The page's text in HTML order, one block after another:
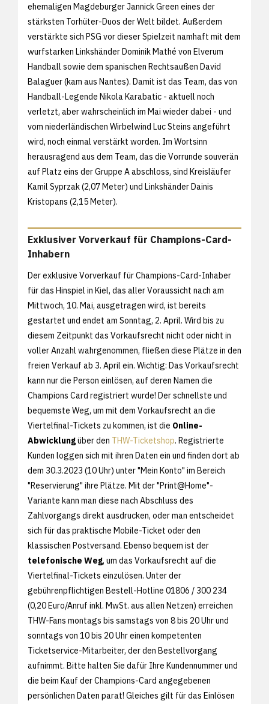
ehemaligen Magdeburger Jannick Green eines der
stärksten Torhüter-Duos der Welt bildet. Außerdem
verstärkte sich PSG vor dieser Spielzeit namhaft mit dem
wurfstarken Linkshänder Dominik Mathé von Elverum
Handball sowie dem spanischen Rechtsaußen David
Balaguer (kam aus Nantes). Damit ist das Team, das von
Handball-Legende Nikola Karabatic - aktuell noch
verletzt, aber wahrscheinlich im Mai wieder dabei - und
vom niederländischen Wirbelwind Luc Steins angeführt
wird, noch einmal verstärkt worden. Im Wortsinn
herausragend aus dem Team, das die Vorrunde souverän
auf Platz eins der Gruppe A abschloss, sind Kreisläufer
Kamil Syprzak (2,07 Meter) und Linkshänder Dainis
Kristopans (2,15 Meter).
Exklusiver Vorverkauf für Champions-Card-
Inhabern
Der exklusive Vorverkauf für Champions-Card-Inhaber
für das Hinspiel in Kiel, das aller Voraussicht nach am
Mittwoch, 10. Mai, ausgetragen wird, ist bereits
gestartet und endet am Sonntag, 2. April. Wird bis zu
diesem Zeitpunkt das Vorkaufsrecht nicht oder nicht in
voller Anzahl wahrgenommen, fließen diese Plätze in den
freien Verkauf ab 3. April ein. Wichtig: Das Vorkaufsrecht
kann nur die Person einlösen, auf deren Namen die
Champions Card registriert wurde! Der schnellste und
bequemste Weg, um mit dem Vorkaufsrecht an die
Viertelfinal-Tickets zu kommen, ist die Online-
Abwicklungüber den THW-Ticketshop. Registrierte
Kunden loggen sich mit ihren Daten ein und finden dort ab
dem 30.3.2023 (10 Uhr) unter "Mein Konto" im Bereich
"Reservierung" ihre Plätze. Mit der "Print@Home"-
Variante kann man diese nach Abschluss des
Zahlvorgangs direkt ausdrucken, oder man entscheidet
sich für das praktische Mobile-Ticket oder den
klassischen Postversand. Ebenso bequem ist der
telefonische Weg, um das Vorkaufsrecht auf die
Viertelfinal-Tickets einzulösen. Unter der
gebührenpflichtigen Bestell-Hotline 01806 / 300 234
(0,20 Euro/Anruf inkl. MwSt. aus allen Netzen) erreichen
THW-Fans montags bis samstags von 8 bis 20 Uhr und
sonntags von 10 bis 20 Uhr einen kompetenten
Ticketservice-Mitarbeiter, der den Bestellvorgang
aufnimmt. Bitte halten Sie dafür Ihre Kundennummer und
die beim Kauf der Champions-Card angegebenen
persönlichen Daten parat! Gleiches gilt für das Einlösen